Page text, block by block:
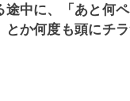
途中に、「あと何
か何度も頭にチラ